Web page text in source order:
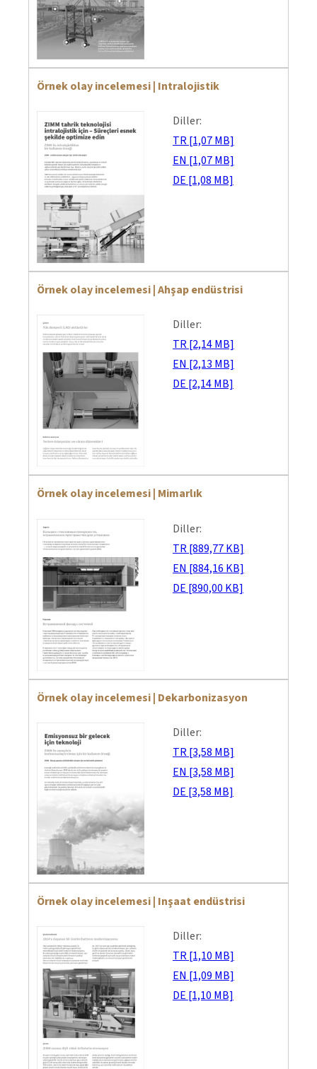
Örnek olay incelemesi | Intralojistik
Diller:
TR [1,07 MB]
EN [1,07 MB]
DE [1,08 MB]
Örnek olay incelemesi | Ahşap endüstrisi
Diller:
TR [2,14 MB]
EN [2,13 MB]
DE [2,14 MB]
Örnek olay incelemesi | Mimarlık
Diller:
TR [889,77 KB]
EN [884,16 KB]
DE [890,00 KB]
Örnek olay incelemesi | Dekarbonizasyon
Diller:
TR [3,58 MB]
EN [3,58 MB]
DE [3,58 MB]
Örnek olay incelemesi | Inşaat endüstrisi
Diller:
TR [1,10 MB]
EN [1,09 MB]
DE [1,10 MB]